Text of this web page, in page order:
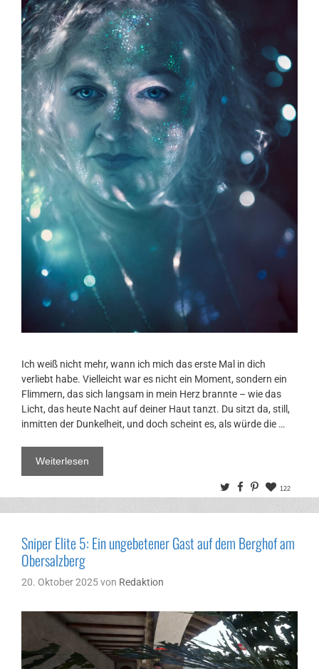
Ich weiß nicht mehr, wann ich mich das erste Mal in dich
verliebt habe. Vielleicht war es nicht ein Moment, sondern ein
Flimmern, das sich langsam in mein Herz brannte – wie das
Licht, das heute Nacht auf deiner Haut tanzt. Du sitzt da, still,
inmitten der Dunkelheit, und doch scheint es, als würde die …
Weiterlesen
TwitterFacebook
Pinterest
122
Sniper Elite 5: Ein ungebetener Gast auf dem Berghof am
Obersalzberg
20. Oktober 2025von Redaktion